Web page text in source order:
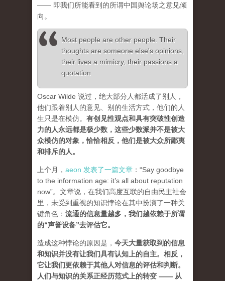
—— 即我们所能看到的所谓中国舆论场之意见倾
向。
Most people are other people. Their
thoughts are someone else's opinions,
their lives a mimicry, their passions a
quotation
Oscar Wilde 说过，绝大部分人都活成了别人，
他们跟着别人的意见、别的生活方式，他们的人
生只是在模仿。 有创见性观点和具有突破性创造
力的人永远都是极少数，这些少数派并不是被大
众模仿的对象，恰恰相反，他们是被大众所鄙夷
和排斥的人。
上个月， aeon 发表了一篇文章 ：“Say goodbye
to the information age: it’s all about reputation
now”。文章说，在我们高度互联的自由民主社会
里，未受到重视的知识悖论在其中扮演了一种关
键角色： 流通的信息量越多，我们越依赖于所谓
的“声誉设备”去评估它。
造成这种悖论的原因是， 今天大量获取到的信息
和知识并没有让我们具有认知上的自主。相反，
它让我们更依赖于其他人对信息的评估和判断。
人们与知识的关系正经历范式上的转变 —— 从